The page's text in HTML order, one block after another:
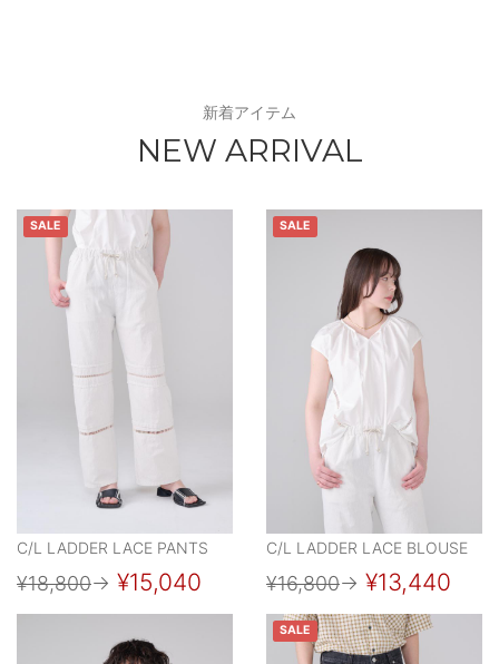
新着アイテム
NEW ARRIVAL
SALE
C/L LADDER LACE PANTS
¥18,800→ ¥15,040
SALE
C/L LADDER LACE BLOUSE
¥16,800→ ¥13,440
SALE